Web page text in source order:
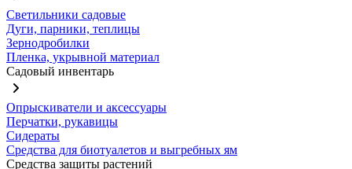
Светильники садовые
Дуги, парники, теплицы
Зернодробилки
Пленка, укрывной материал
Садовый инвентарь
Опрыскиватели и аксессуары
Перчатки, рукавицы
Сидераты
Средства для биотуалетов и выгребных ям
Средства защиты растений